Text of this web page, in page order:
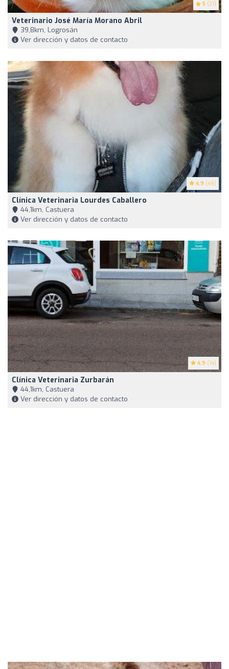
5 (21)
Veterinario José María Morano Abril
39,8km, Logrosán
Ver dirección y datos de contacto
4.9 (49)
Clínica Veterinaria Lourdes Caballero
44,1km, Castuera
Ver dirección y datos de contacto
4.9 (14)
Clínica Veterinaria Zurbarán
44,1km, Castuera
Ver dirección y datos de contacto